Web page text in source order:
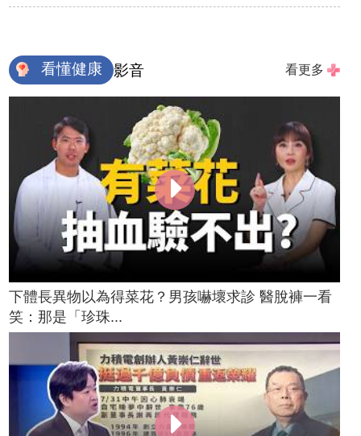
看懂健康 影音 看更多
下體長異物以為得菜花？男孩嚇壞求診 醫脫褲一看
笑：那是「珍珠...